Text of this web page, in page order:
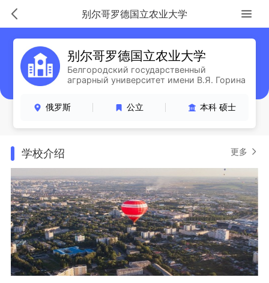
别尔哥罗德国立农业大学
别尔哥罗德国立农业大学
Белгородский государственный
аграрный университет имени В.Я. Горина
俄罗斯 公立 本科 硕士
学校介绍 更多